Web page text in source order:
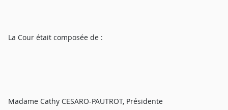
La Cour était composée de :
Madame Cathy CESARO-PAUTROT, Présidente